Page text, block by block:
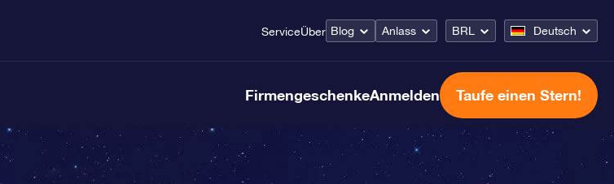
ServiceÜber Blog Anlass BRL Deutsch
FirmengeschenkeAnmelden Taufe einen Stern!